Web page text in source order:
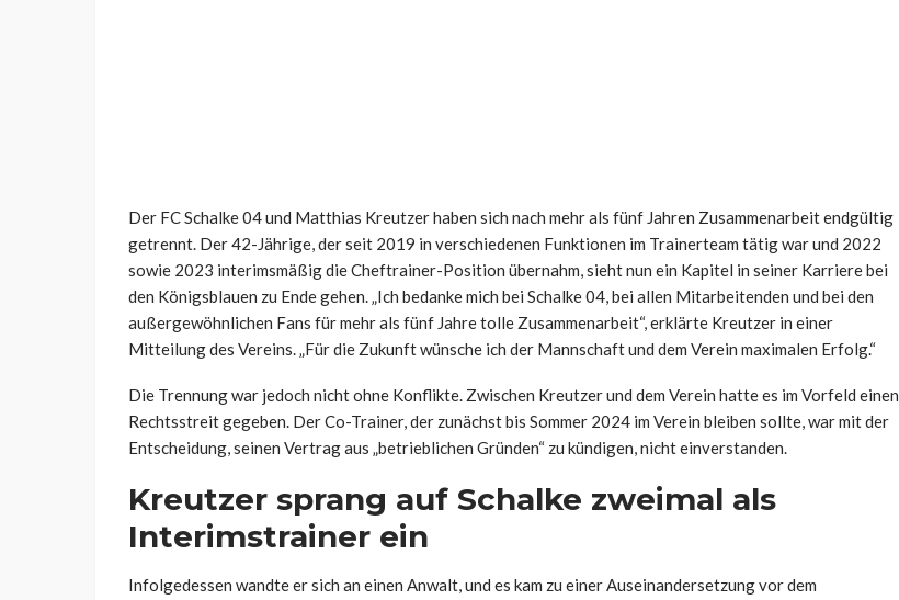
Der FC Schalke 04 und Matthias Kreutzer haben sich nach mehr als fünf Jahren Zusammenarbeit endgültig
getrennt. Der 42-Jährige, der seit 2019 in verschiedenen Funktionen im Trainerteam tätig war und 2022
sowie 2023 interimsmäßig die Cheftrainer-Position übernahm, sieht nun ein Kapitel in seiner Karriere bei
den Königsblauen zu Ende gehen. „Ich bedanke mich bei Schalke 04, bei allen Mitarbeitenden und bei den
außergewöhnlichen Fans für mehr als fünf Jahre tolle Zusammenarbeit“, erklärte Kreutzer in einer
Mitteilung des Vereins. „Für die Zukunft wünsche ich der Mannschaft und dem Verein maximalen Erfolg.“
Die Trennung war jedoch nicht ohne Konflikte. Zwischen Kreutzer und dem Verein hatte es im Vorfeld einen
Rechtsstreit gegeben. Der Co-Trainer, der zunächst bis Sommer 2024 im Verein bleiben sollte, war mit der
Entscheidung, seinen Vertrag aus „betrieblichen Gründen“ zu kündigen, nicht einverstanden.
Kreutzer sprang auf Schalke zweimal als
Interimstrainer ein
Infolgedessen wandte er sich an einen Anwalt, und es kam zu einer Auseinandersetzung vor dem